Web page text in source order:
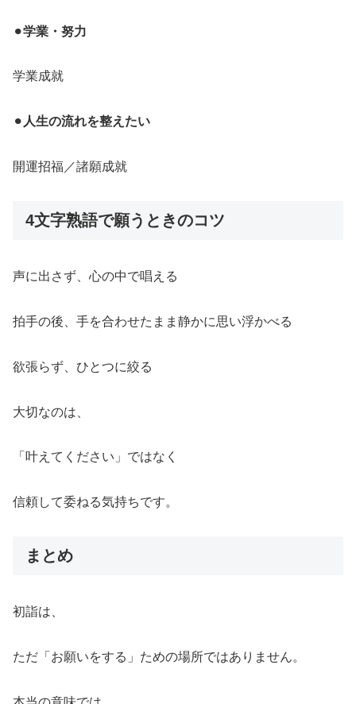
⚫︎学業・努力
学業成就
⚫︎ 人生の流れを整えたい
開運招福／諸願成就
4文字熟語で願うときのコツ
声に出さず、心の中で唱える
拍手の後、手を合わせたまま静かに思い浮かべる
欲張らず、ひとつに絞る
大切なのは、
「叶えてください」ではなく
信頼して委ねる気持ちです。
まとめ
初詣は、
ただ「お願いをする」ための場所ではありません。